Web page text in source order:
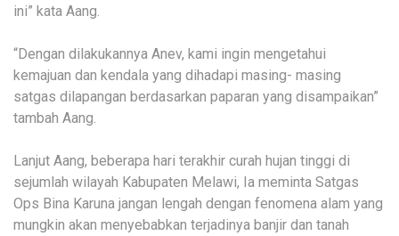
ini” kata Aang.
“Dengan dilakukannya Anev, kami ingin mengetahui
kemajuan dan kendala yang dihadapi masing- masing
satgas dilapangan berdasarkan paparan yang disampaikan”
tambah Aang.
Lanjut Aang, beberapa hari terakhir curah hujan tinggi di
sejumlah wilayah Kabupaten Melawi, Ia meminta Satgas
Ops Bina Karuna jangan lengah dengan fenomena alam yang
mungkin akan menyebabkan terjadinya banjir dan tanah